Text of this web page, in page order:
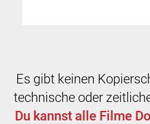
Es gibt keinen
technische oder
Du kannst alle Filme